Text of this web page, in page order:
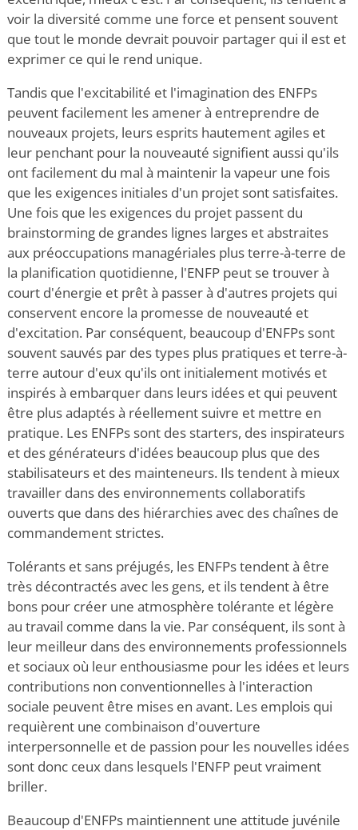
voir la diversité comme une force et pensent souvent
que tout le monde devrait pouvoir partager qui il est et
exprimer ce qui le rend unique.
Tandis que l'excitabilité et l'imagination des ENFPs
peuvent facilement les amener à entreprendre de
nouveaux projets, leurs esprits hautement agiles et
leur penchant pour la nouveauté signifient aussi qu'ils
ont facilement du mal à maintenir la vapeur une fois
que les exigences initiales d'un projet sont satisfaites.
Une fois que les exigences du projet passent du
brainstorming de grandes lignes larges et abstraites
aux préoccupations managériales plus terre-à-terre de
la planification quotidienne, l'ENFP peut se trouver à
court d'énergie et prêt à passer à d'autres projets qui
conservent encore la promesse de nouveauté et
d'excitation. Par conséquent, beaucoup d'ENFPs sont
souvent sauvés par des types plus pratiques et terre-à-
terre autour d'eux qu'ils ont initialement motivés et
inspirés à embarquer dans leurs idées et qui peuvent
être plus adaptés à réellement suivre et mettre en
pratique. Les ENFPs sont des starters, des inspirateurs
et des générateurs d'idées beaucoup plus que des
stabilisateurs et des mainteneurs. Ils tendent à mieux
travailler dans des environnements collaboratifs
ouverts que dans des hiérarchies avec des chaînes de
commandement strictes.
Tolérants et sans préjugés, les ENFPs tendent à être
très décontractés avec les gens, et ils tendent à être
bons pour créer une atmosphère tolérante et légère
au travail comme dans la vie. Par conséquent, ils sont à
leur meilleur dans des environnements professionnels
et sociaux où leur enthousiasme pour les idées et leurs
contributions non conventionnelles à l'interaction
sociale peuvent être mises en avant. Les emplois qui
requièrent une combinaison d'ouverture
interpersonnelle et de passion pour les nouvelles idées
sont donc ceux dans lesquels l'ENFP peut vraiment
briller.
Beaucoup d'ENFPs maintiennent une attitude juvénile